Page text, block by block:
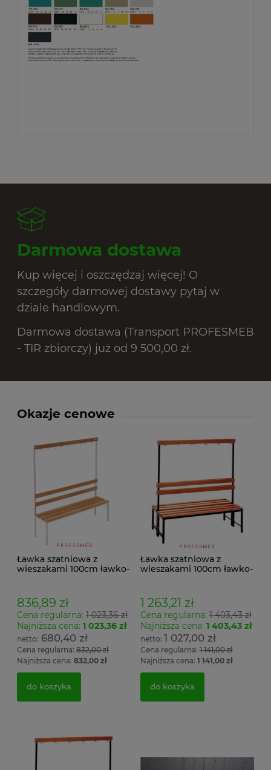
Darmowa dostawa
Kup więcej i oszczędzaj więcej! O
szczegóły darmowej dostawy pytaj w
dziale handlowym.
Darmowa dostawa (Transport PROFESMEB
- TIR zbiorczy) już od 9 500,00 zł.
Okazje cenowe
Ławka szatniowa z
wieszakami 100cm ławko-
836,89 zł
Cena regularna: 1 023,36 zł
Najniższa cena: 1 023,36 zł
680,40 zł
Cena regularna: 832,00 zł
Najniższa cena: 832,00 zł
do koszyka
Ławka szatniowa z
wieszakami 100cm ławko-
1 263,21 zł
Cena regularna:1 403,43 zł
Najniższa cena: 1 403,43 zł
1 027,00 zł
Cena regularna:1 141,00 zł
Najniższa cena: 1 141,00 zł
do koszyka